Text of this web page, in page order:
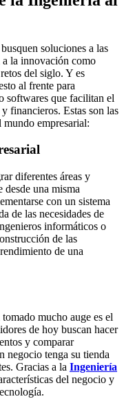
soluciones a las
a la innovación como
del siglo. Y es
al frente para
softwares que facilitan el
financieros. Estas son las
mundo empresarial:
diferentes áreas y
desde una misma
con un sistema
de las necesidades de
informáticos o
de las
de una
mucho auge es el
de hoy buscan hacer
y comparar
negocio tenga su tienda
Gracias a la Ingeniería
del negocio y